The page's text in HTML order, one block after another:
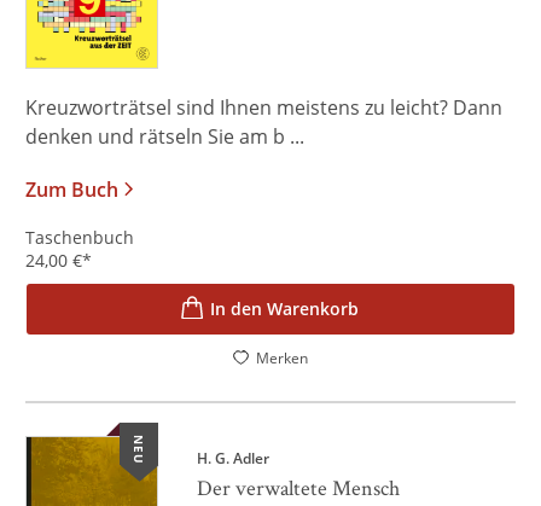
Kreuzworträtsel sind Ihnen meistens zu leicht? Dann
denken und rätseln Sie am b ...
Zum Buch
Taschenbuch
24,00 €*
In den Warenkorb
Merken
NEU H. G. Adler
Der verwaltete Mensch